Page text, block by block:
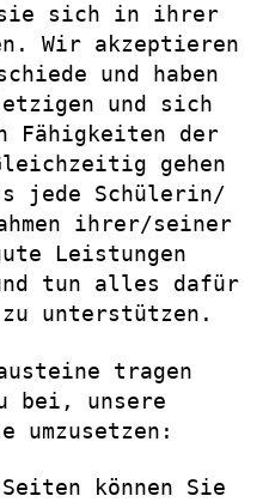
sie sich in ihrer
Wir akzeptieren
und haben
und sich
Fähigkeiten der
gehen
jede Schülerin/
ihrer/seiner
Leistungen
tun alles dafür
unterstützen.
tragen
bei, unsere
umzusetzen:
können Sie